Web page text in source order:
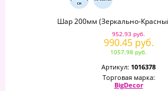
Шар 200мм (зеркально-
952.93 руб.
990.45 руб.
1057.98 руб.
Артикул: 1016378
Торговая марка:
BigDecor